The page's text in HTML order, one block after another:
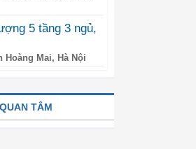
5 tầng 3 ngủ,
Hoàng Mai, Hà Nội
TÂM